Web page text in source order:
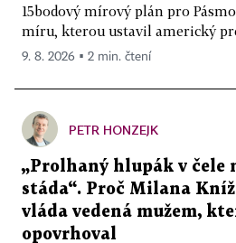
15bodový mírový plán pro
míru, kterou ustavil americký
9. 8. 2026 ▪ 2 min. čtení
PETR HONZEJK
„Prolhaný hlupák v čele
stáda“. Proč Milana
vláda vedená mužem,
opovrhoval